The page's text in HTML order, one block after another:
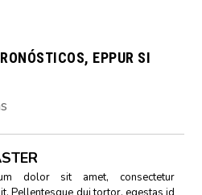
EPPUR SI
dolor sit amet, consectetur